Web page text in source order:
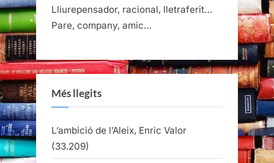
Lliurepensador, racional, lletraferit…
Pare, company, amic…
Més llegits
L’ambició de l’Aleix, Enric Valor
(33.209)